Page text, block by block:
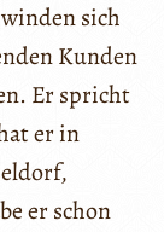
sich
Kunden
Er spricht
er in
er schon